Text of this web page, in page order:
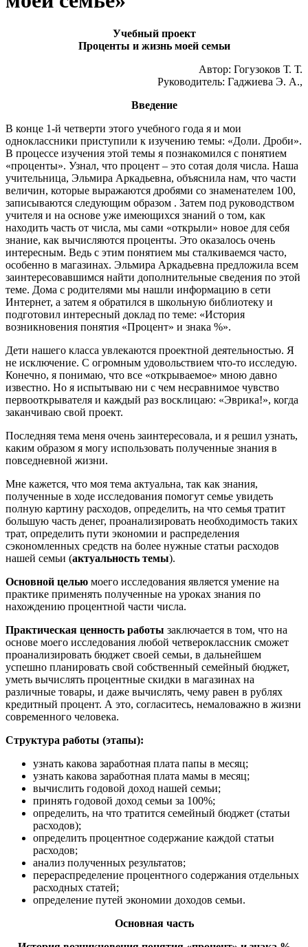
Учебный проект
Проценты и жизнь моей семьи
Автор: Гогузоков Т. Т.
Руководитель: Гаджиева Э. А.,
Введение
В конце 1-й четверти этого учебного года я и мои
одноклассники приступили к изучению темы: «Доли. Дроби».
В процессе изучения этой темы я познакомился с понятием
«проценты». Узнал, что процент – это сотая доля числа. Наша
учительница, Эльмира Аркадьевна, объяснила нам, что части
величин, которые выражаются дробями со знаменателем 100,
записываются следующим образом . Затем под руководством
учителя и на основе уже имеющихся знаний о том, как
находить часть от числа, мы сами «открыли» новое для себя
знание, как вычисляются проценты. Это оказалось очень
интересным. Ведь с этим понятием мы сталкиваемся часто,
особенно в магазинах. Эльмира Аркадьевна предложила всем
заинтересовавшимся найти дополнительные сведения по этой
теме. Дома с родителями мы нашли информацию в сети
Интернет, а затем я обратился в школьную библиотеку и
подготовил интересный доклад по теме: «История
возникновения понятия «Процент» и знака %».
Дети нашего класса увлекаются проектной деятельностью. Я
не исключение. С огромным удовольствием что-то исследую.
Конечно, я понимаю, что все «открываемое» мною давно
известно. Но я испытываю ни с чем несравнимое чувство
первооткрывателя и каждый раз восклицаю: «Эврика!», когда
заканчиваю свой проект.
Последняя тема меня очень заинтересовала, и я решил узнать,
каким образом я могу использовать полученные знания в
повседневной жизни.
Мне кажется, что моя тема актуальна, так как знания,
полученные в ходе исследования помогут семье увидеть
полную картину расходов, определить, на что семья тратит
большую часть денег, проанализировать необходимость таких
трат, определить пути экономии и распределения
сэкономленных средств на более нужные статьи расходов
нашей семьи (актуальность темы).
Основной целью моего исследования является умение на
практике применять полученные на уроках знания по
нахождению процентной части числа.
Практическая ценность работы заключается в том, что на
основе моего исследования любой четвероклассник сможет
проанализировать бюджет своей семьи, в дальнейшем
успешно планировать свой собственный семейный бюджет,
уметь вычислять процентные скидки в магазинах на
различные товары, и даже вычислять, чему равен в рублях
кредитный процент. А это, согласитесь, немаловажно в жизни
современного человека.
Структура работы (этапы):
узнать какова заработная плата папы в месяц;
узнать какова заработная плата мамы в месяц;
вычислить годовой доход нашей семьи;
принять годовой доход семьи за 100%;
определить, на что тратится семейный бюджет (статьи
расходов);
определить процентное содержание каждой статьи
расходов;
анализ полученных результатов;
перераспределение процентного содержания отдельных
расходных статей;
определение путей экономии доходов семьи.
Основная часть